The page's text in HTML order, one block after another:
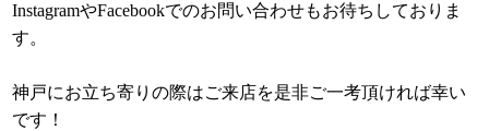
InstagramやFacebookでのお問い合わせもお待ちしておりま
す。
神戸にお立ち寄りの際はご来店を是非ご一考頂ければ幸い
です！